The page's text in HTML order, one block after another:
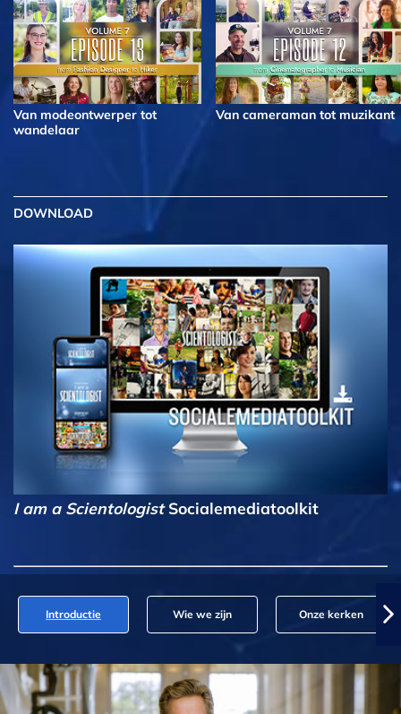
Van modeontwerper tot
wandelaar
Van cameraman tot muzikant
DOWNLOAD
I am a ScientologistSocialemediatoolkit
Introductie Wie we zijn Onze kerken